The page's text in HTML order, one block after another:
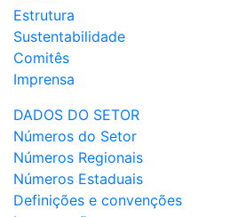
Estrutura
Sustentabilidade
Comitês
Imprensa
DADOS DO SETOR
Números do Setor
Números Regionais
Números Estaduais
Definições e convenções